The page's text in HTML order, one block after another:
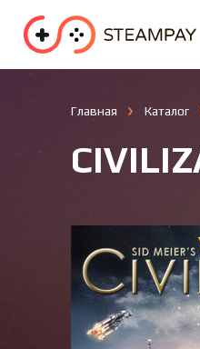
Спорт
Главная Каталог